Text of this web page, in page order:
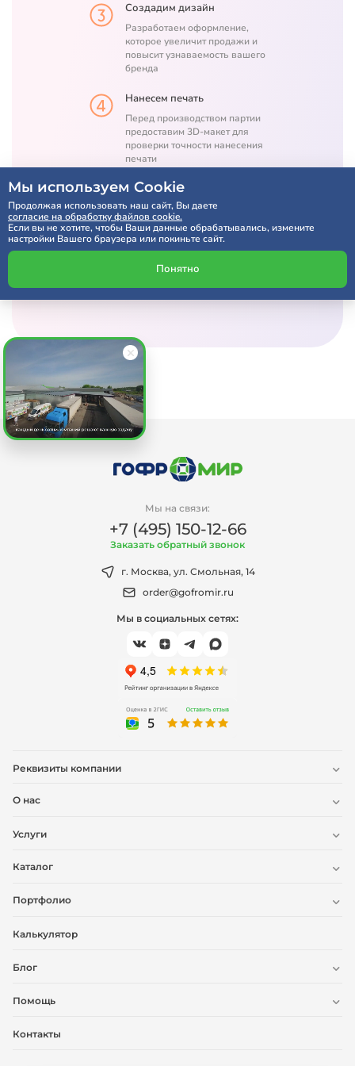
Создадим дизайн
Разработаем оформление,
которое увеличит продажи и
повысит узнаваемость вашего
бренда
Нанесем печать
Перед производством партии
предоставим 3D-макет для
проверки точности нанесения
печати
Расчет по SMS через 5 минут
Получить консультацию
Мы на связи:
+7 (495) 150-12-66
Заказать обратный звонок
г. Москва, ул. Смольная, 14
order@gofromir.ru
Мы в социальных сетях:
Реквизиты компании
О нас
Услуги
Каталог
Портфолио
Контакты
Калькулятор
Блог
Помощь
Мы используем Cookie
Продолжая использовать наш сайт, Вы даете
согласие на обработку файлов cookie.
Если вы не хотите, чтобы Ваши данные обрабатывались, измените
настройки Вашего браузера или покиньте сайт.
Понятно